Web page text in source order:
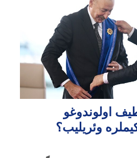
اولوندوغو
وئریلیب؟